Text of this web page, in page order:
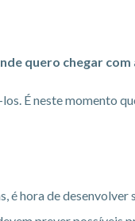
quero chegar com
É neste momento
hora de desenvolver